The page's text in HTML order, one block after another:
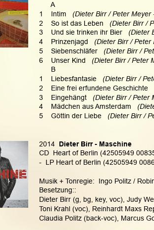
      A
1    Intim (Dieter Birr / Peter Meyer
2    So ist das Leben
(Dieter Birr /
3    Und sie trinken ihr Bier (Dieter
4    Prinzenjagd (Dieter Birr /
5    Siebenschläfer
(Dieter Birr /
6    Unser Kind
(Dieter Birr / Peter
      B
1    Liebesfantasie
(Dieter Birr /
2    Eine frei erfundene Geschichte
3    Eingehängt
(Dieter Birr / Peter
4    Mädchen aus Amsterdam
5    Göttin der Liebe
(Dieter Birr /
2014
  Dieter Birr - Maschine
CD  Heart of Berlin (42505949
-  LP Heart of Berlin (42505949
Musik + Tonregie:  Ingo Politz /
Besetzung::
Dieter Birr (g, bg, key, voc), Judy
Toni Krahl (voc), Reinhardt Maxs
Claudia Politz (back-voc), Marcus